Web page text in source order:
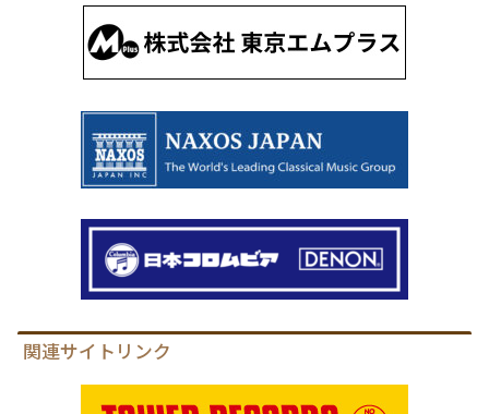
関連サイトリンク